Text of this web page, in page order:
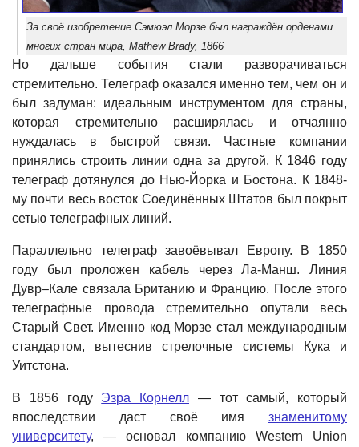
За своё изобретение Сэмюэл Морзе был награждён орденами
многих стран мира, Mathew Brady, 1866
Но дальше события стали разворачиваться
стремительно. Телеграф оказался именно тем, чем он и
был задуман: идеальным инструментом для страны,
которая стремительно расширялась и отчаянно
нуждалась в быстрой связи. Частные компании
принялись строить линии одна за другой. К 1846 году
телеграф дотянулся до Нью-Йорка и Бостона. К 1848-
му почти весь восток Соединённых Штатов был покрыт
сетью телеграфных линий.
Параллельно телеграф завоёвывал Европу. В 1850
году был проложен кабель через Ла-Манш. Линия
Дувр–Кале связала Британию и Францию. После этого
телеграфные провода стремительно опутали весь
Старый Свет. Именно код Морзе стал международным
стандартом, вытеснив стрелочные системы Кука и
Уитстона.
В 1856 году Эзра Корнелл — тот самый, который
впоследствии даст своё имя знаменитому
университету, — основал компанию Western Union